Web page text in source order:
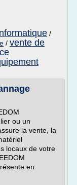
/
/ vente de
ou un
la vente, la
locaux de votre
en